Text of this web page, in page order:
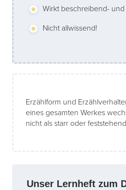
Wirkt beschreibend-
Nicht allwissend!
Erzählform und
eines gesamten Werkes
nicht als starr oder
Unser Lernheft zum